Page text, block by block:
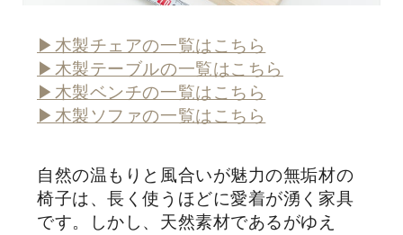
▶木製チェアの一覧はこちら
▶木製テーブルの一覧はこちら
▶木製ベンチの一覧はこちら
▶木製ソファの一覧はこちら
自然の温もりと風合いが魅力の無垢材の
椅子は、長く使うほどに愛着が湧く家具
です。しかし、天然素材であるがゆえ